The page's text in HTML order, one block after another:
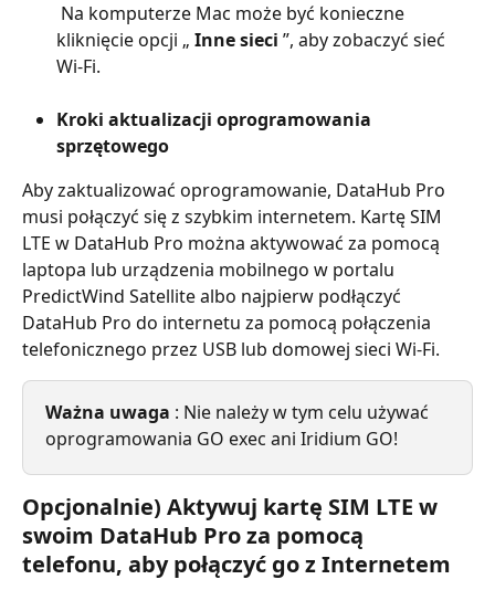
kliknięcie opcji „ Inne sieci ”, aby zobaczyć sieć
Wi-Fi.
Kroki aktualizacji oprogramowania
sprzętowego
Aby zaktualizować oprogramowanie, DataHub Pro
musi połączyć się z szybkim internetem. Kartę SIM
LTE w DataHub Pro można aktywować za pomocą
laptopa lub urządzenia mobilnego w portalu
PredictWind Satellite albo najpierw podłączyć
DataHub Pro do internetu za pomocą połączenia
telefonicznego przez USB lub domowej sieci Wi-Fi.
Ważna uwaga : Nie należy w tym celu używać
oprogramowania GO exec ani Iridium GO!
Opcjonalnie) Aktywuj kartę SIM LTE w
swoim DataHub Pro za pomocą
telefonu, aby połączyć go z Internetem